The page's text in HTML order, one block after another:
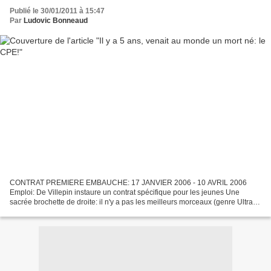
Publié le 30/01/2011 à 15:47
Par Ludovic Bonneaud
CONTRAT PREMIERE EMBAUCHE: 17 JANVIER 2006 - 10 AVRIL 2006
Emploi: De Villepin instaure un contrat spécifique pour les jeunes Une
sacrée brochette de droite: il n'y a pas les meilleurs morceaux (genre Ultra